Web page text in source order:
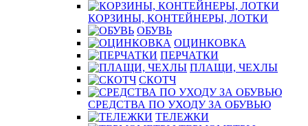
КОРЗИНЫ, КОНТЕЙНЕРЫ, ЛОТКИ
ОБУВЬ
ОЦИНКОВКА
ПЕРЧАТКИ
ПЛАЩИ, ЧЕХЛЫ
СКОТЧ
СРЕДСТВА ПО УХОДУ ЗА ОБУВЬЮ
ТЕЛЕЖКИ